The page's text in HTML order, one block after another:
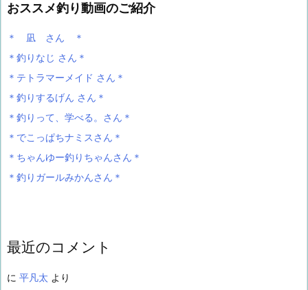
おススメ釣り動画のご紹介
＊ 凪 さん ＊
＊釣りなじ さん＊
＊テトラマーメイド さん＊
＊釣りするげん さん＊
＊釣りって、学べる。さん＊
＊でこっぱちナミスさん＊
＊ちゃんゆー釣りちゃんさん＊
＊釣りガールみかんさん＊
最近のコメント
に 平凡太 より